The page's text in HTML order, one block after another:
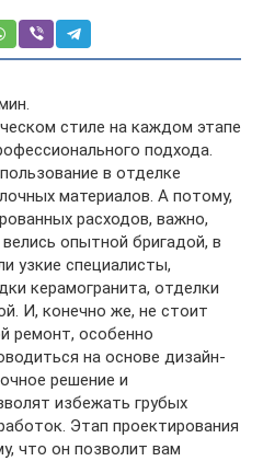
стиле на каждом этапе
подхода.
в отделке
материалов. А потому,
расходов, важно,
опытной бригадой, в
узкие специалисты,
керамогранита, отделки
И, конечно же, не стоит
ремонт, особенно
на основе дизайн-
решение и
избежать грубых
Этап проектирования
что он позволит вам